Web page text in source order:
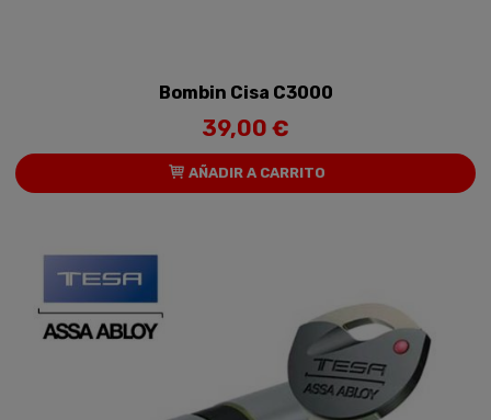
Bombin Cisa C3000
39,00 €
AÑADIR A CARRITO